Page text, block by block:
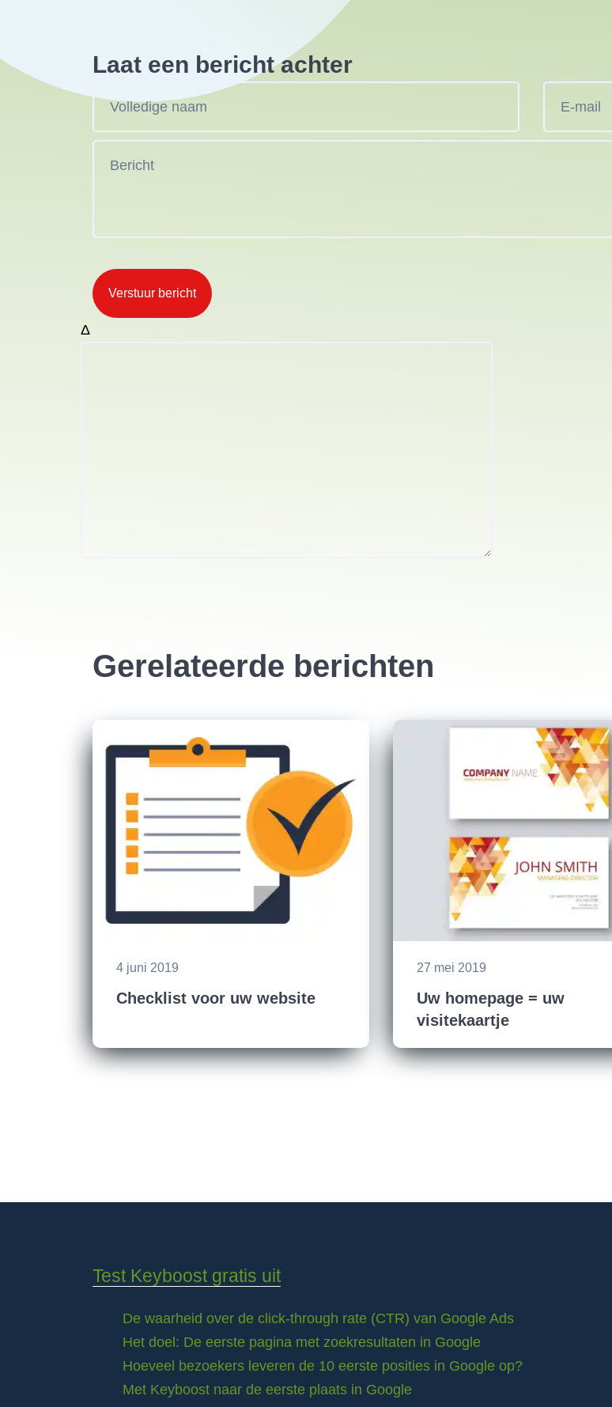
Laat een bericht achter
Verstuur bericht
Δ
Gerelateerde berichten
4 juni 2019
Checklist voor uw website
27 mei 2019
Uw homepage = uw
visitekaartje
Test Keyboost gratis uit
De waarheid over de click-through rate (CTR) van Google Ads
Het doel: De eerste pagina met zoekresultaten in Google
Hoeveel bezoekers leveren de 10 eerste posities in Google op?
Met Keyboost naar de eerste plaats in Google